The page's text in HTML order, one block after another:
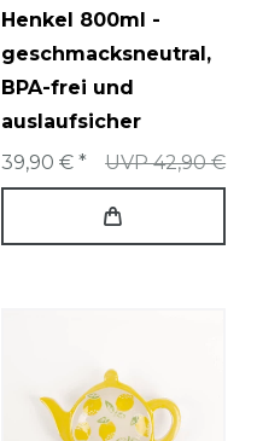
Henkel 800ml -
geschmacksneutral,
BPA-frei und
auslaufsicher
UVP 42,90 €
39,90 € *